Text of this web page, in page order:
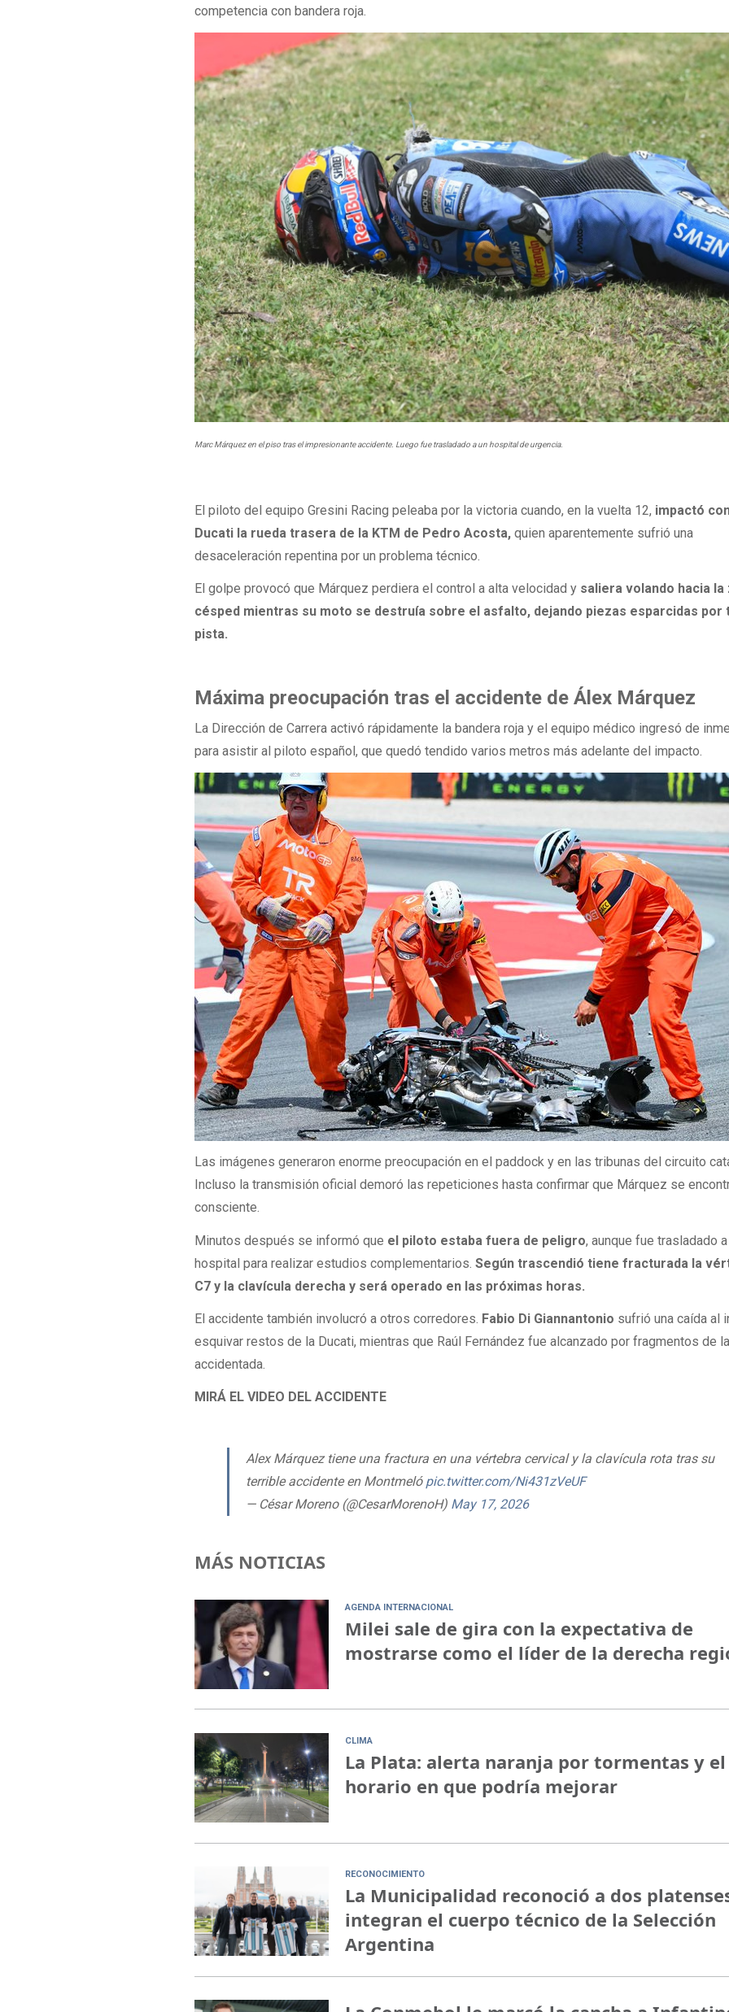
competencia con bandera roja.
Marc Márquez en el piso tras el impresionante accidente. Luego fue trasladado a un hospital de urgencia.
El piloto del equipo Gresini Racing peleaba por la victoria cuando, en la vuelta 12, impactó
Ducati la rueda trasera de la KTM de Pedro Acosta, quien aparentemente sufrió una
desaceleración repentina por un problema técnico.
El golpe provocó que Márquez perdiera el control a alta velocidad y saliera volando hacia la
césped mientras su moto se destruía sobre el asfalto, dejando piezas esparcidas por
pista.
Máxima preocupación tras el accidente de Álex Márquez
La Dirección de Carrera activó rápidamente la bandera roja y el equipo médico ingresó de
para asistir al piloto español, que quedó tendido varios metros más adelante del impacto.
Las imágenes generaron enorme preocupación en el paddock y en las tribunas del circuito
Incluso la transmisión oficial demoró las repeticiones hasta confirmar que Márquez se
consciente.
Minutos después se informó que el piloto estaba fuera de peligro, aunque fue trasladado
hospital para realizar estudios complementarios.Según trascendió tiene fracturada la
C7 y la clavícula derecha y será operado en las próximas horas.
El accidente también involucró a otros corredores. Fabio Di Giannantonio sufrió una caída al
esquivar restos de la Ducati, mientras que Raúl Fernández fue alcanzado por fragmentos de
accidentada.
MIRÁ EL VIDEO DEL ACCIDENTE
Alex Márquez tiene una fractura en una vértebra cervical y la clavícula rota tras su
terrible accidente en Montmeló pic.twitter.com/Ni431zVeUF
— César Moreno (@CesarMorenoH) May 17, 2026
MÁS NOTICIAS
AGENDA INTERNACIONAL
Milei sale de gira con la expectativa de
mostrarse como el líder de la derecha
CLIMA
La Plata: alerta naranja por tormentas y el
horario en que podría mejorar
RECONOCIMIENTO
La Municipalidad reconoció a dos
integran el cuerpo técnico de la Selección
Argentina